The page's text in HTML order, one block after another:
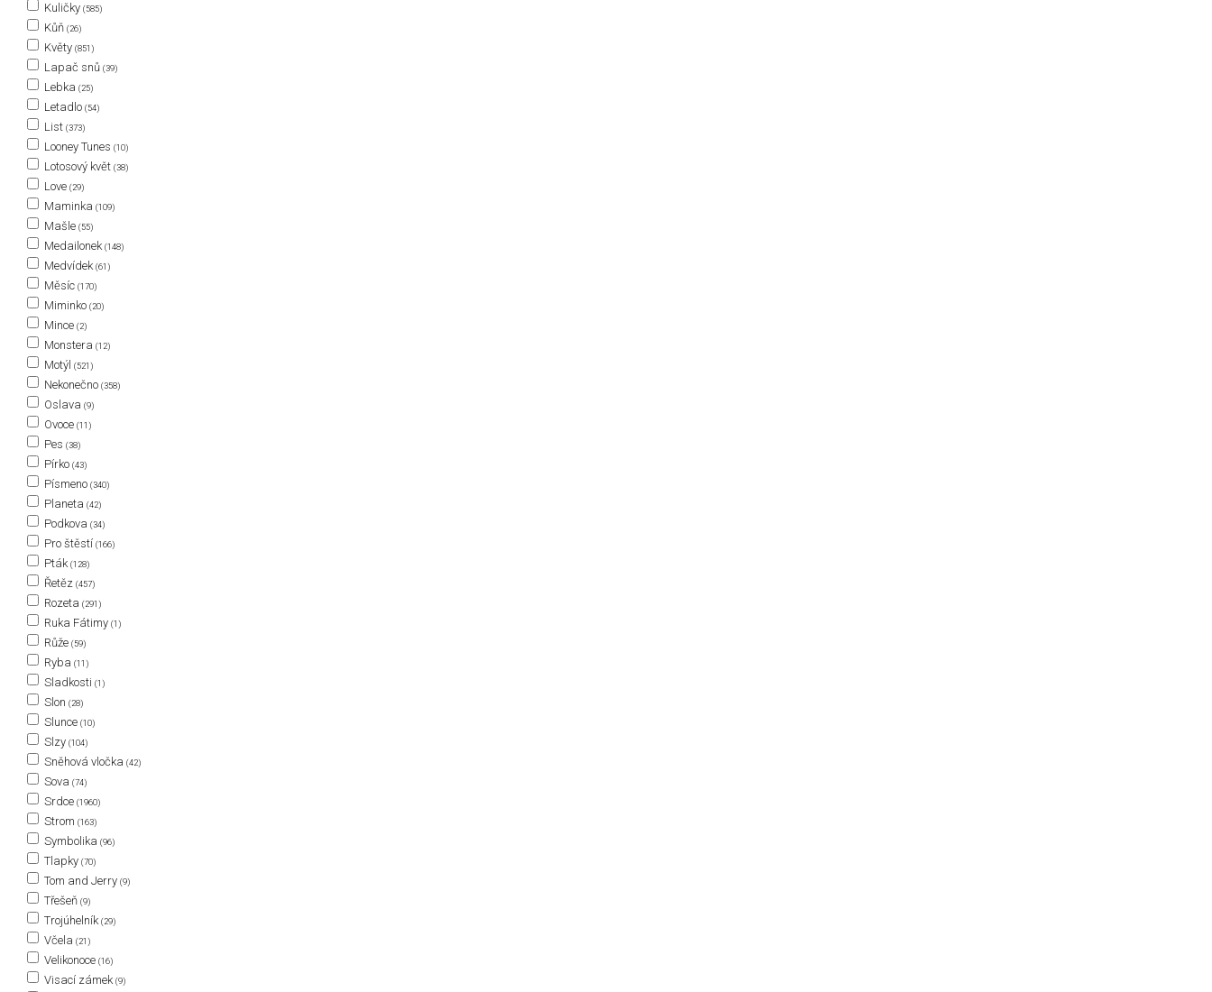
Kuličky (585)
Kůň (26)
Květy (851)
Lapač snů (39)
Lebka (25)
Letadlo (54)
List (373)
Looney Tunes (10)
Lotosový květ (38)
Love (29)
Maminka (109)
Mašle (55)
Medailonek (148)
Medvídek (61)
Měsíc (170)
Miminko (20)
Mince (2)
Monstera (12)
Motýl (521)
Nekonečno (358)
Oslava (9)
Ovoce (11)
Pes (38)
Pírko (43)
Písmeno (340)
Planeta (42)
Podkova (34)
Pro štěstí (166)
Pták (128)
Řetěz (457)
Rozeta (291)
Ruka Fátimy (1)
Růže (59)
Ryba (11)
Sladkosti (1)
Slon (28)
Slunce (10)
Slzy (104)
Sněhová vločka (42)
Sova (74)
Srdce (1960)
Strom (163)
Symbolika (96)
Tlapky (70)
Tom and Jerry (9)
Třešeň (9)
Trojúhelník (29)
Včela (21)
Velikonoce (16)
Visací zámek (9)